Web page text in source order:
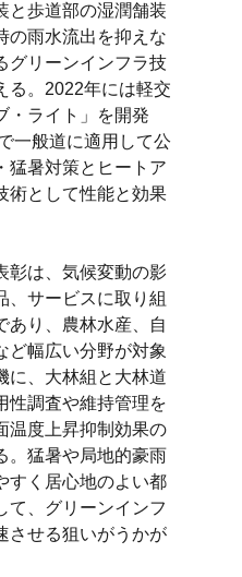
と歩道部の湿潤舗装
の雨水流出を抑えな
グリーンインフラ技
る。2022年には軽交
・ライト」を開発
一般道に適用して公
猛暑対策とヒートア
術として性能と効果
彰は、気候変動の影
、サービスに取り組
あり、農林水産、自
ど幅広い分野が対象
に、大林組と大林道
性調査や維持管理を
温度上昇抑制効果の
。猛暑や局地的豪雨
すく居心地のよい都
て、グリーンインフ
させる狙いがうかが